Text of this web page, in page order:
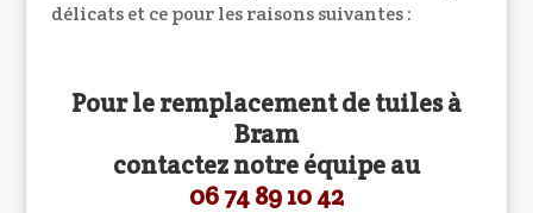
délicats et ce pour les raisons suivantes :
Pour le remplacement de tuiles à
Bram
contactez notre équipe au
06 74 89 10 42